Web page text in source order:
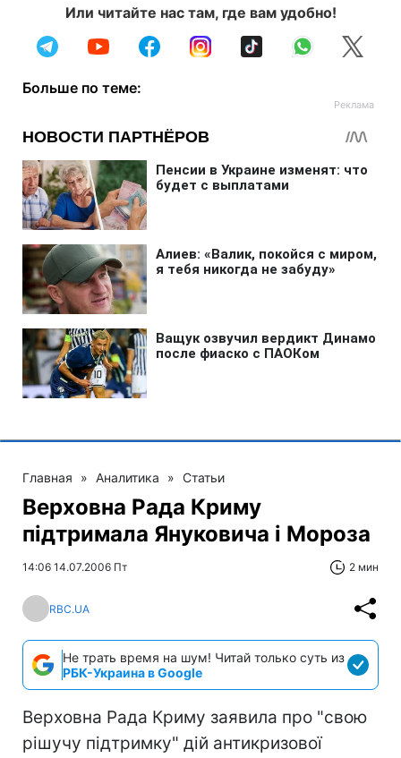
Или читайте нас там, где вам удобно!
Больше по теме:
Главная » Аналитика » Статьи
Верховна Рада Криму
підтримала Януковича і Мороза
14:06 14.07.2006 Пт 2 мин
RBC.UA
Не трать время на шум! Читай только суть из
РБК-Украина в Google
Верховна Рада Криму заявила про "свою
рішучу підтримку" дій антикризової